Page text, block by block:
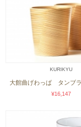
KURIKYU
大館曲げわっぱ タンブラ
¥16,147